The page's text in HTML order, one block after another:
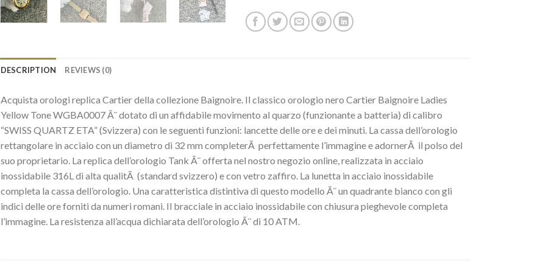
DESCRIPTION REVIEWS (0)
Acquista orologi replica Cartier della collezione Baignoire. Il classico orologio nero Cartier Baignoire Ladies
Yellow Tone WGBA0007 Ã¨ dotato di un affidabile movimento al quarzo (funzionante a batteria) di calibro
“SWISS QUARTZ ETA” (Svizzera) con le seguenti funzioni: lancette delle ore e dei minuti. La cassa dell’orologio
rettangolare in acciaio con un diametro di 32 mm completerÃ perfettamente l’immagine e adornerÃ il polso del
suo proprietario. La replica dell’orologio Tank Ã¨ offerta nel nostro negozio online, realizzata in acciaio
inossidabile 316L di alta qualitÃ (standard svizzero) e con vetro zaffiro. La lunetta in acciaio inossidabile
completa la cassa dell’orologio. Una caratteristica distintiva di questo modello Ã¨ un quadrante bianco con gli
indici delle ore forniti da numeri romani. Il bracciale in acciaio inossidabile con chiusura pieghevole completa
l’immagine. La resistenza all’acqua dichiarata dell’orologio Ã¨ di 10 ATM.